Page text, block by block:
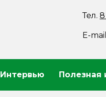
Тел.8
E-
Интервью Полезная